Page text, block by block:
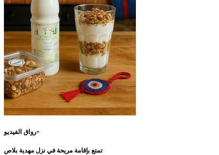
رواق الفيديو+
تمتع بإقامة مريحة في نزل مهدية بلاص